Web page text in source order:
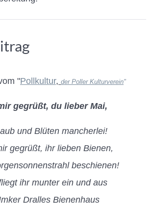
"Pollkultur, der Poller Kulturverein"
gegrüßt, du lieber Mai,
und Blüten mancherlei!
gegrüßt, ihr lieben Bienen,
beschienen!
ihr munter ein und aus
Dralles Bienenhaus